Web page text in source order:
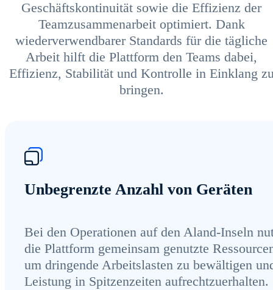
Geschäftskontinuität sowie die Effizienz der
Teamzusammenarbeit optimiert. Dank
wiederverwendbarer Standards für die tägliche
Arbeit hilft die Plattform den Teams dabei,
Effizienz, Stabilität und Kontrolle in Einklang
bringen.
Unbegrenzte Anzahl von Geräten
Bei den Operationen auf den Aland-Inseln
die Plattform gemeinsam genutzte
um dringende Arbeitslasten zu bewältigen
Leistung in Spitzenzeiten aufrechtzuerhalten.